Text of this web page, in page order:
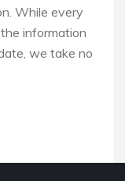
While every
information
we take no